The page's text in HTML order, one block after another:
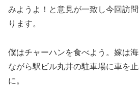
みようよ！と意見が一致し今回訪
ります。
僕はチャーハンを食べよう。嫁は
ながら駅ビル丸井の駐車場に車を
に。